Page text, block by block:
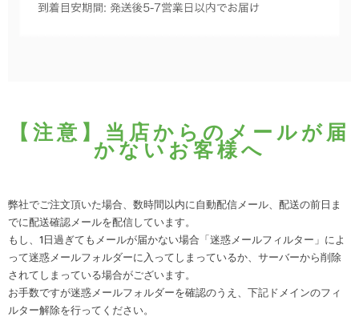
【注意】当店からのメールが届
かないお客様へ
弊社でご注文頂いた場合、数時間以内に自動配信メール、配送の前日ま
でに配送確認メールを配信しています。
もし、1日過ぎてもメールが届かない場合「迷惑メールフィルター」によ
って迷惑メールフォルダーに入ってしまっているか、サーバーから削除
されてしまっている場合がございます。
お手数ですが迷惑メールフォルダーを確認のうえ、下記ドメインのフィ
ルター解除を行ってください。